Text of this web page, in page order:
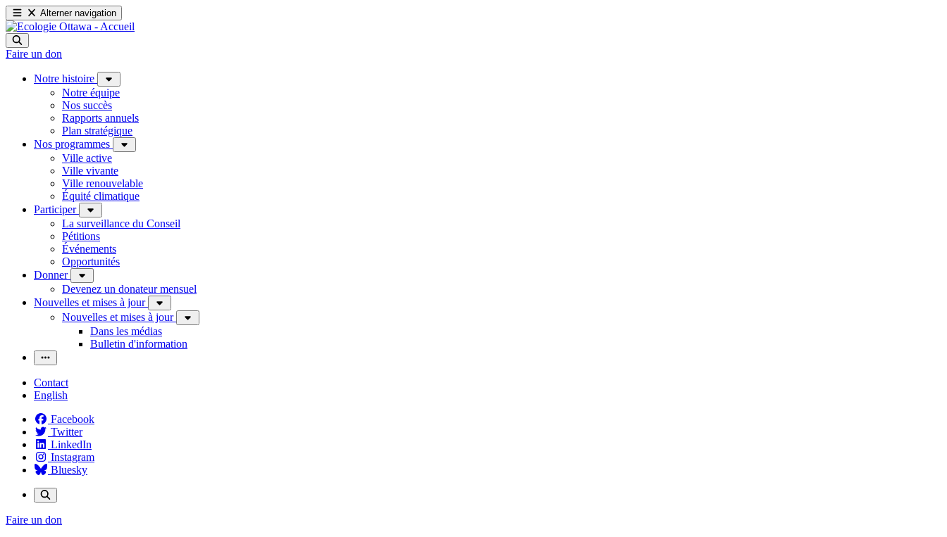
Alterner navigation
Faire un don
Notre histoire
Notre équipe
Nos succès
Rapports annuels
Plan stratégique
Nos programmes
Ville active
Ville vivante
Ville renouvelable
Équité climatique
Participer
La surveillance du Conseil
Pétitions
Événements
Opportunités
Donner
Devenez un donateur mensuel
Nouvelles et mises à jour
Nouvelles et mises à jour
Dans les médias
Bulletin d'information
Contact
English
Facebook
Twitter
LinkedIn
Instagram
Bluesky
Faire un don